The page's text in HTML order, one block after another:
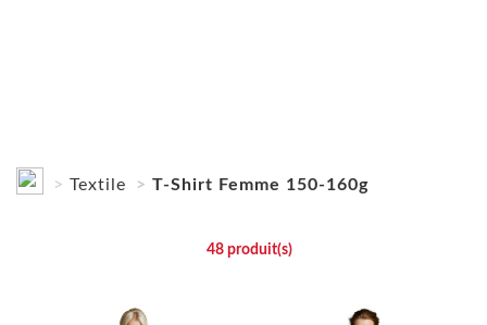
Textile T-Shirt Femme 150-160g
48produit(s)